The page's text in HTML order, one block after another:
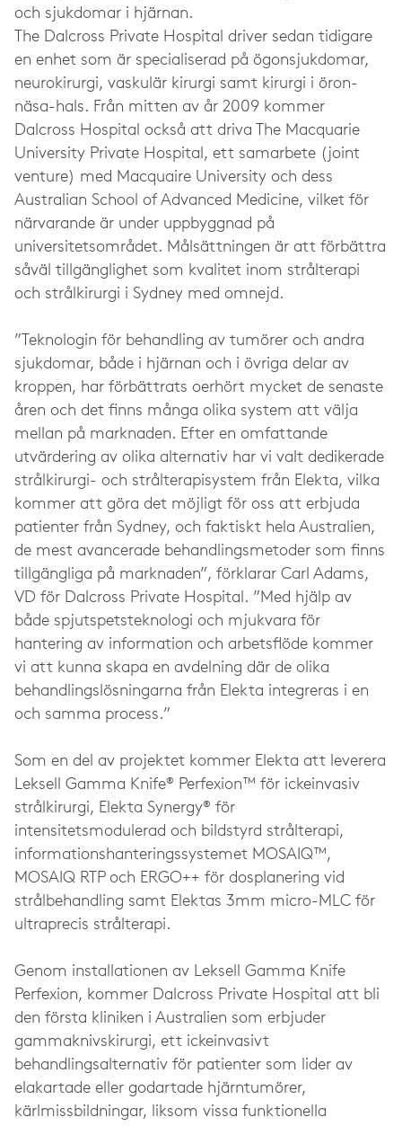
och sjukdomar i hjärnan.
The Dalcross Private Hospital driver sedan tidigare
en enhet som är specialiserad på ögonsjukdomar,
neurokirurgi, vaskulär kirurgi samt kirurgi i öron-
näsa-hals. Från mitten av år 2009 kommer
Dalcross Hospital också att driva The Macquarie
University Private Hospital, ett samarbete (joint
venture) med Macquaire University och dess
Australian School of Advanced Medicine, vilket för
närvarande är under uppbyggnad på
universitetsområdet. Målsättningen är att förbättra
såväl tillgänglighet som kvalitet inom strålterapi
och strålkirurgi i Sydney med omnejd.
”Teknologin för behandling av tumörer och andra
sjukdomar, både i hjärnan och i övriga delar av
kroppen, har förbättrats oerhört mycket de senaste
åren och det finns många olika system att välja
mellan på marknaden. Efter en omfattande
utvärdering av olika alternativ har vi valt dedikerade
strålkirurgi- och strålterapisystem från Elekta, vilka
kommer att göra det möjligt för oss att erbjuda
patienter från Sydney, och faktiskt hela Australien,
de mest avancerade behandlingsmetoder som finns
tillgängliga på marknaden”, förklarar Carl Adams,
VD för Dalcross Private Hospital. ”Med hjälp av
både spjutspetsteknologi och mjukvara för
hantering av information och arbetsflöde kommer
vi att kunna skapa en avdelning där de olika
behandlingslösningarna från Elekta integreras i en
och samma process.”
Som en del av projektet kommer Elekta att leverera
Leksell Gamma Knife® Perfexion™ för ickeinvasiv
strålkirurgi, Elekta Synergy® för
intensitetsmodulerad och bildstyrd strålterapi,
informationshanteringssystemet MOSAIQ™,
MOSAIQ RTP och ERGO++ för dosplanering vid
strålbehandling samt Elektas 3mm micro-MLC för
ultraprecis strålterapi.
Genom installationen av Leksell Gamma Knife
Perfexion, kommer Dalcross Private Hospital att bli
den första kliniken i Australien som erbjuder
gammaknivskirurgi, ett ickeinvasivt
behandlingsalternativ för patienter som lider av
elakartade eller godartade hjärntumörer,
kärlmissbildningar, liksom vissa funktionella